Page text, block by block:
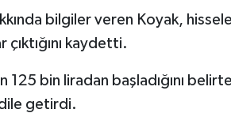
bilgiler veren Koyak,
kaydetti.
125 bin liradan başladığını
dile getirdi.